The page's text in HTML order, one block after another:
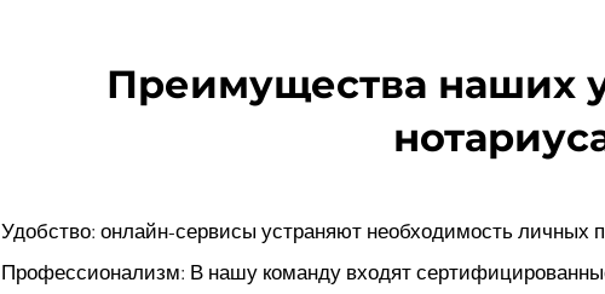
Преимущества наших
Удобство: онлайн-сервисы устраняют необходимость
Профессионализм: В нашу команду входят